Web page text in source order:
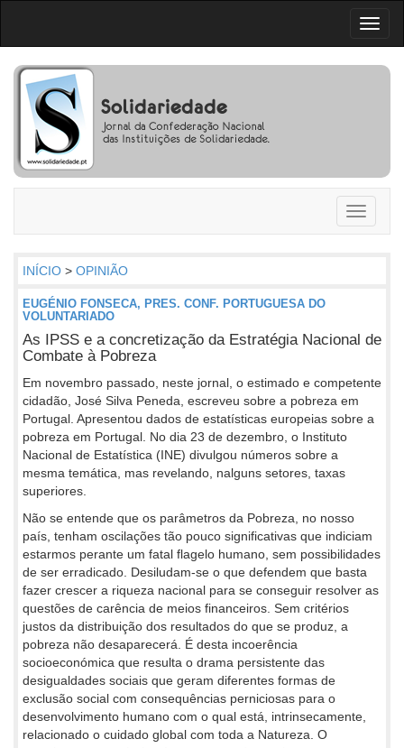
Toggle
INÍCIO > OPINIÃO
EUGÉNIO FONSECA, PRES. CONF. PORTUGUESA DO
VOLUNTARIADO
As IPSS e a concretização da Estratégia Nacional de
Combate à Pobreza
Em novembro passado, neste jornal, o estimado e competente
cidadão, José Silva Peneda, escreveu sobre a pobreza em
Portugal. Apresentou dados de estatísticas europeias sobre a
pobreza em Portugal. No dia 23 de dezembro, o Instituto
Nacional de Estatística (INE) divulgou números sobre a
mesma temática, mas revelando, nalguns setores, taxas
superiores.
Não se entende que os parâmetros da Pobreza, no nosso
país, tenham oscilações tão pouco significativas que indiciam
estarmos perante um fatal flagelo humano, sem possibilidades
de ser erradicado. Desiludam-se o que defendem que basta
fazer crescer a riqueza nacional para se conseguir resolver as
questões de carência de meios financeiros. Sem critérios
justos da distribuição dos resultados do que se produz, a
pobreza não desaparecerá. É desta incoerência
socioeconómica que resulta o drama persistente das
desigualdades sociais que geram diferentes formas de
exclusão social com consequências perniciosas para o
desenvolvimento humano com o qual está, intrinsecamente,
relacionado o cuidado global com toda a Natureza. O